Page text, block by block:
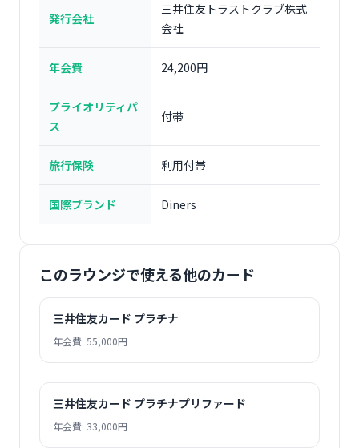
発行会社
三井住友トラストクラブ株式
会社
年会費 24,200円
プライオリティパ
ス
付帯
旅行保険 利用付帯
国際ブランド Diners
このラウンジで使える他のカード
三井住友カード プラチナ
年会費: 55,000円
三井住友カード プラチナプリファード
年会費: 33,000円